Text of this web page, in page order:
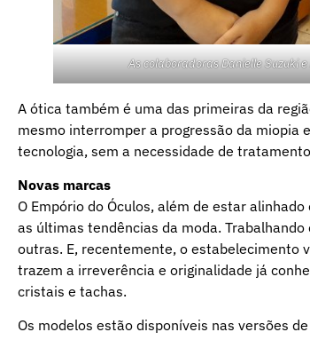
As colaboradoras Danielle Suzuki
A ótica também é uma das primeiras da
mesmo interromper a progressão da miopia
tecnologia, sem a necessidade de
Novas marcas
O Empório do Óculos, além de estar
as últimas tendências da moda.
outras. E, recentemente, o estabelecimento
trazem a irreverência e originalidade já
cristais e tachas.
Os modelos estão disponíveis nas versões